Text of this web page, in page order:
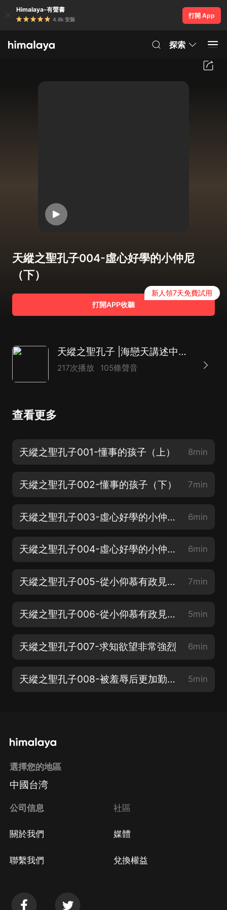
Himalaya-有聲書
4.8k 安裝
打開 App
探索
天縱之聖孔子004-虛心好學的小仲尼
（下）
打開APP收聽
新人領7天免費試用
天縱之聖孔子 |海戀天講述中國歷史上第一大聖人
217次播放 105條聲音
查看更多
天縱之聖孔子001-懂事的孩子（上） 8min
天縱之聖孔子002-懂事的孩子（下） 7min
天縱之聖孔子003-虛心好學的小仲尼（上） 6min
天縱之聖孔子004-虛心好學的小仲尼（下） 6min
天縱之聖孔子005-從小仰慕有政見的人（上） 7min
天縱之聖孔子006-從小仰慕有政見的人（下） 5min
天縱之聖孔子007-求知欲望非常強烈 6min
天縱之聖孔子008-被羞辱后更加勤奮（上） 5min
選擇您的地區
中國台湾
公司信息
關於我們
聯繫我們
社區
媒體
兌換權益